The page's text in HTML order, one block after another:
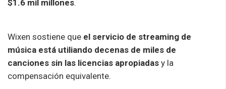
$1.6 mil millones.
Wixen sostiene que el servicio de streaming de
música está utiliando decenas de miles de
canciones sin las licencias apropiadas y la
compensación equivalente.